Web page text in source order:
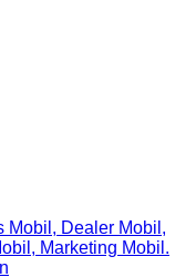
Mobil, Dealer Mobil,
Marketing Mobil.